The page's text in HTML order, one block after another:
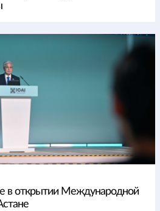
в открытии Международной